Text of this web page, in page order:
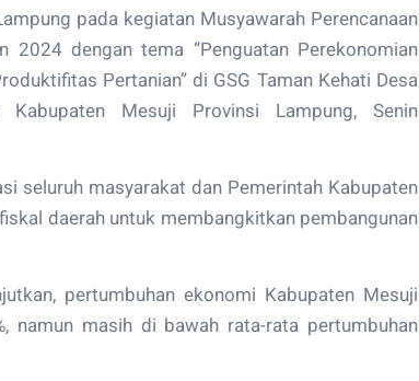
pada kegiatan Musyawarah Perencanaan
2024 dengan tema “Penguatan Perekonomian
Pertanian” di GSG Taman Kehati Desa
Mesuji Provinsi Lampung, Senin
seluruh masyarakat dan Pemerintah Kabupaten
daerah untuk membangkitkan pembangunan
pertumbuhan ekonomi Kabupaten Mesuji
namun masih di bawah rata-rata pertumbuhan